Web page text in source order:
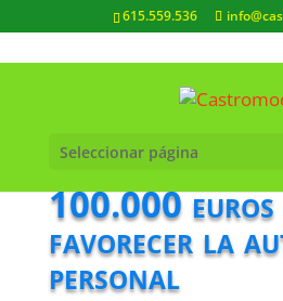
615.559.536
Seleccionar página
100.000 euros
favorecer la
personal